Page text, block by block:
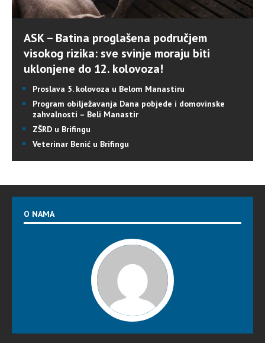
ASK – Batina proglašena područjem
visokog rizika: sve svinje moraju biti
uklonjene do 12. kolovoza!
Proslava 5. kolovoza u Belom Manastiru
Program obilježavanja Dana pobjede i domovinske
zahvalnosti – Beli Manastir
ZŠRD u Brifingu
Veterinar Benić u Brifingu
O NAMA